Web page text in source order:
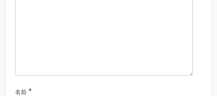
名前 *